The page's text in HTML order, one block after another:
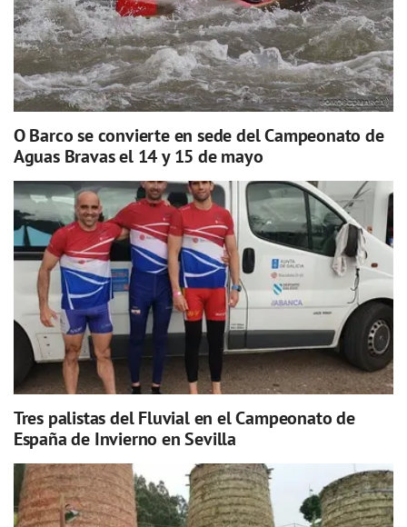
O Barco se convierte en sede del Campeonato de
Aguas Bravas el 14 y 15 de mayo
Tres palistas del Fluvial en el Campeonato de
España de Invierno en Sevilla